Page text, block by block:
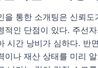
을 통한 소개팅은 신뢰
적인 단점이 있다. 주선
시간 낭비가 심하다. 반
이나 재산 상태를 미리